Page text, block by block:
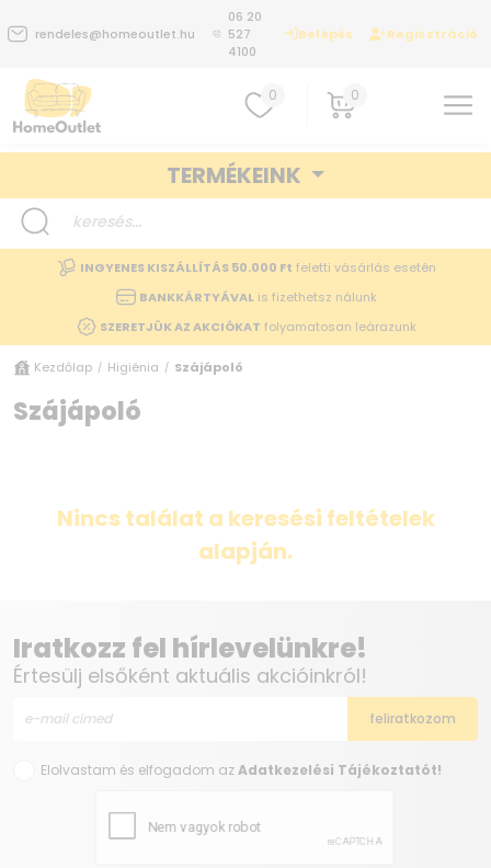
rendeles@homeoutlet.hu
06 20
527
4100
Belépés Regisztráció
0 0
TERMÉKEINK
INGYENES KISZÁLLÍTÁS 50.000 Ft feletti vásárlás esetén
BANKKÁRTYÁVALis fizethetsz nálunk
SZERETJÜK AZ AKCIÓKAT folyamatosan leárazunk
Kezdőlap / Higiénia / Szájápoló
Szájápoló
Nincs találat a keresési feltételek
alapján.
Iratkozz fel hírlevelünkre!
Értesülj elsőként aktuális akcióinkról!
Elolvastam és elfogadom azAdatkezelési Tájékoztatót!